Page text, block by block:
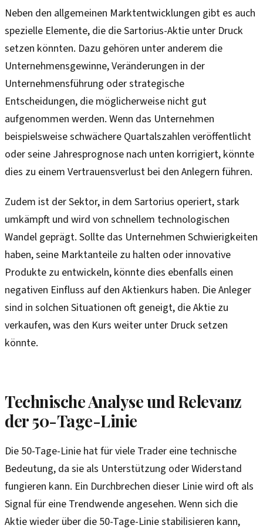
Neben den allgemeinen Marktentwicklungen gibt es auch
spezielle Elemente, die die Sartorius-Aktie unter Druck
setzen könnten. Dazu gehören unter anderem die
Unternehmensgewinne, Veränderungen in der
Unternehmensführung oder strategische
Entscheidungen, die möglicherweise nicht gut
aufgenommen werden. Wenn das Unternehmen
beispielsweise schwächere Quartalszahlen veröffentlicht
oder seine Jahresprognose nach unten korrigiert, könnte
dies zu einem Vertrauensverlust bei den Anlegern führen.
Zudem ist der Sektor, in dem Sartorius operiert, stark
umkämpft und wird von schnellem technologischen
Wandel geprägt. Sollte das Unternehmen Schwierigkeiten
haben, seine Marktanteile zu halten oder innovative
Produkte zu entwickeln, könnte dies ebenfalls einen
negativen Einfluss auf den Aktienkurs haben. Die Anleger
sind in solchen Situationen oft geneigt, die Aktie zu
verkaufen, was den Kurs weiter unter Druck setzen
könnte.
Technische Analyse und Relevanz
der 50-Tage-Linie
Die 50-Tage-Linie hat für viele Trader eine technische
Bedeutung, da sie als Unterstützung oder Widerstand
fungieren kann. Ein Durchbrechen dieser Linie wird oft als
Signal für eine Trendwende angesehen. Wenn sich die
Aktie wieder über die 50-Tage-Linie stabilisieren kann,